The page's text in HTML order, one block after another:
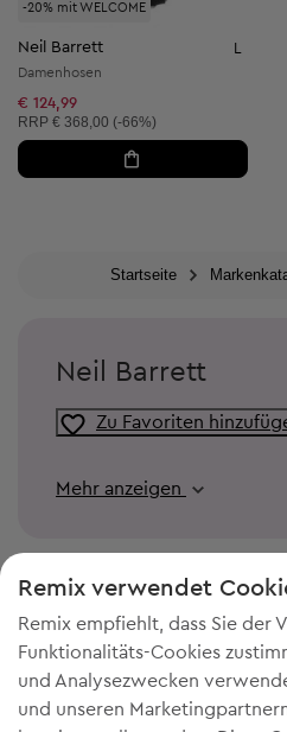
-20% mit WELCOME
Neil Barrett
Damenhosen
€ 124,99
Unverbindliche Preisempfehlung:
RRP € 368,00 (-66%)
Startseite
Neil Barrett
Zu Favoriten
Mehr anzeigen
Remix verwendet
Remix empfiehlt, dass Sie der
Funktionalitäts-Cookies
und Analysezwecken
und unseren